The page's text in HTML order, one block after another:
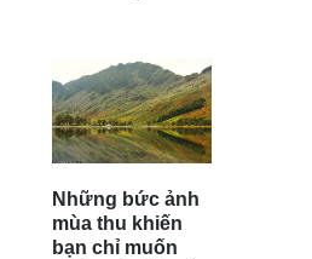
Những bức ảnh
mùa thu khiến
bạn chỉ muốn